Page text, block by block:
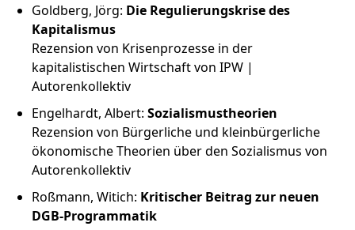
Goldberg, Jörg: Die Regulierungskrise des
Kapitalismus
Rezension von Krisenprozesse in der
kapitalistischen Wirtschaft von IPW |
Autorenkollektiv
Engelhardt, Albert: Sozialismustheorien
Rezension von Bürgerliche und kleinbürgerliche
ökonomische Theorien über den Sozialismus von
Autorenkollektiv
Roßmann, Witich: Kritischer Beitrag zur neuen
DGB-Programmatik